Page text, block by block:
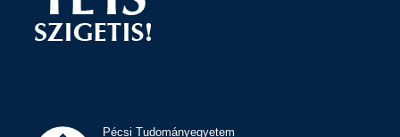
Pécsi Tudományegyetem